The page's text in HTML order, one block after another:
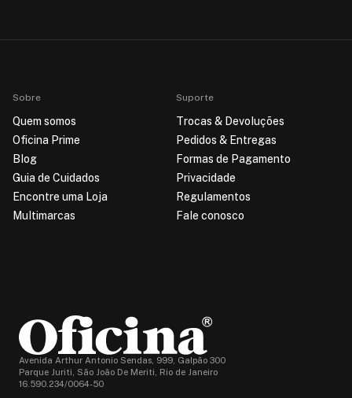
Sobre
Quem somos
Oficina Prime
Blog
Guia de Cuidados
Encontre uma Loja
Multimarcas
Suporte
Trocas & Devoluções
Pedidos & Entregas
Formas de Pagamento
Privacidade
Regulamentos
Fale conosco
Avenida Arthur Antonio Sendas, 999, Galpão 300
Parque Juriti, São João De Meriti, Rio de Janeiro
16.590.234/0064-50